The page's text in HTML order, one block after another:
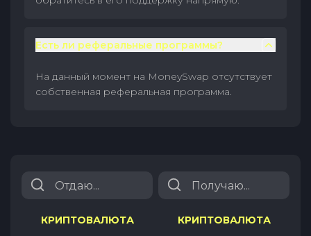
Есть ли реферальные программы?
На данный момент на MoneySwap отсутствует
собственная реферальная программа.
КРИПТОВАЛЮТА
КРИПТОВАЛЮТА